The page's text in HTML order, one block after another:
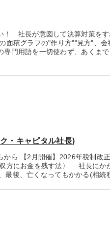
社長が意図して決算対策を
積グラフの"作り方""見方"、会
門用語を一切使わず、あくま
・キャピタル社長)
から 【2月開催】2026年税制改
方にお金を残す法〉 社長にか
最後、亡くなってもかかる(相